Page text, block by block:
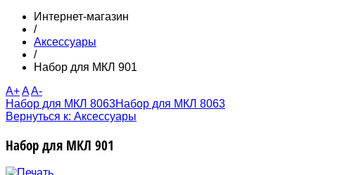
Интернет-магазин
/
Аксессуары
/
Набор для МКЛ 901
A+AA-
Набор для МКЛ 8063Набор для МКЛ 8063
Вернуться к: Аксессуары
Набор для МКЛ 901